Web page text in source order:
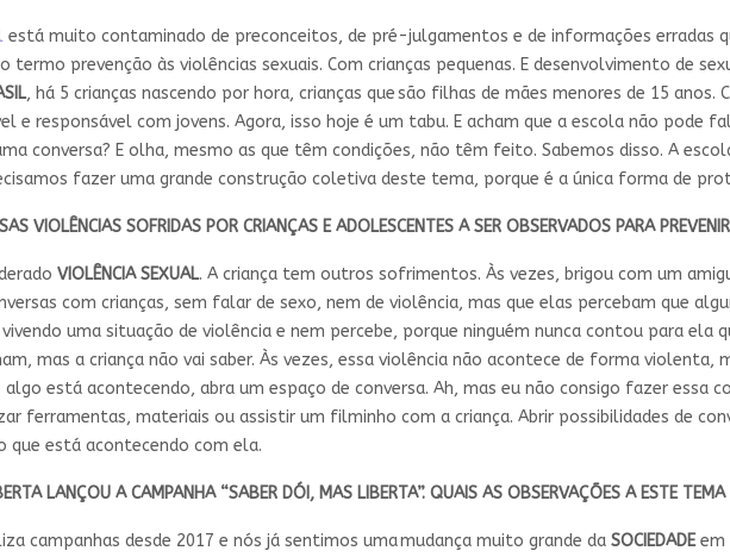
está muito contaminado de preconceitos, de pré-julgamentos e de informações erradas
termo prevenção às violências sexuais. Com crianças pequenas. E desenvolvimento de
, há 5 crianças nascendo por hora, crianças que são filhas de mães menores de 15
e responsável com jovens. Agora, isso hoje é um tabu. E acham que a escola não pode
conversa? E olha, mesmo as que têm condições, não têm feito. Sabemos disso. A
fazer uma grande construção coletiva deste tema, porque é a única forma de
VIOLÊNCIAS SOFRIDAS POR CRIANÇAS EADOLESCENTES A SER OBSERVADOS PARA
VIOLÊNCIA SEXUAL. A criança tem outros sofrimentos. Às vezes, brigou com um
com crianças, sem falar de sexo, nem de violência, mas que elas percebam que
uma situação de violência e nem percebe, porque ninguém nunca contou para ela
mas a criança não vai saber. Às vezes, essa violência não acontece de forma
está acontecendo, abra um espaço de conversa. Ah, mas eu não consigo fazer essa
ferramentas, materiais ou assistir um filminho com a criança. Abrir possibilidades de
que está acontecendo com ela.
LANÇOU A CAMPANHA “SABER DÓI, MAS LIBERTA”. QUAIS AS OBSERVAÇÕES A ESTE
campanhas desde 2017 e nós já sentimos uma mudança muito grande da SOCIEDADEem